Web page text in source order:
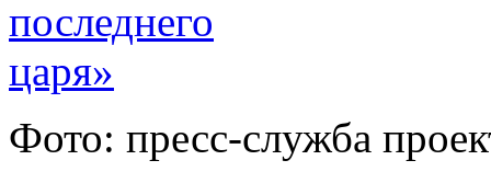
Фото: пресс-служба